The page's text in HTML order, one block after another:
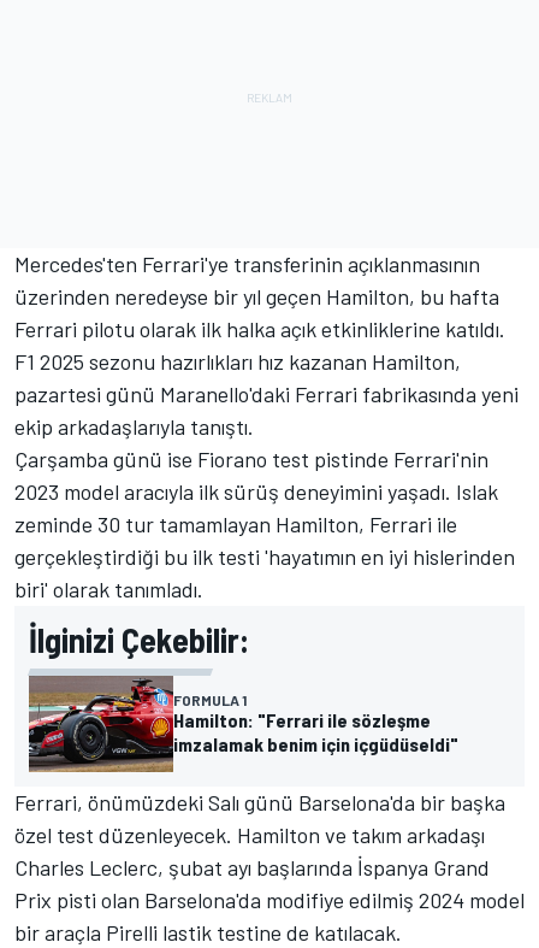
Mercedes'ten Ferrari'ye transferinin açıklanmasının
üzerinden neredeyse bir yıl geçen Hamilton, bu hafta
Ferrari pilotu olarak ilk halka açık etkinliklerine katıldı.
F1 2025 sezonu hazırlıkları hız kazanan Hamilton,
pazartesi günü Maranello'daki Ferrari fabrikasında yeni
ekip arkadaşlarıyla tanıştı.
Çarşamba günü ise Fiorano test pistinde Ferrari'nin
2023 model aracıyla ilk sürüş deneyimini yaşadı. Islak
zeminde 30 tur tamamlayan Hamilton, Ferrari ile
gerçekleştirdiği bu ilk testi 'hayatımın en iyi hislerinden
biri' olarak tanımladı.
İlginizi Çekebilir:
FORMULA 1
Hamilton: "Ferrari ile sözleşme
imzalamak benim için içgüdüseldi"
Ferrari, önümüzdeki Salı günü Barselona'da bir başka
özel test düzenleyecek. Hamilton ve takım arkadaşı
Charles Leclerc, şubat ayı başlarında İspanya Grand
Prix pisti olan Barselona'da modifiye edilmiş 2024 model
bir araçla Pirelli lastik testine de katılacak.